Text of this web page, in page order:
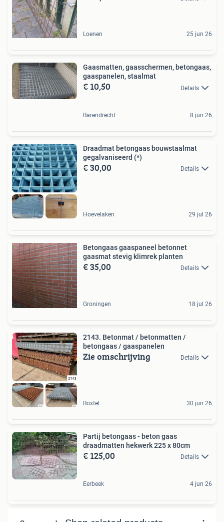
Loenen 25 jun 26
Gaasmatten, gaasschermen, betongaas,
gaaspanelen, staalmat
€ 10,50 Details
Barendrecht 8 jun 26
Draadmat betongaas bouwstaalmat
gegalvaniseerd (*)
€ 30,00 Details
Hoevelaken 29 jul 26
Betongaas gaaspaneel betonnet
gaasmat stevig klimrek planten
€ 35,00 Details
Groningen 18 jul 26
2143. Betonmat / betonmatten /
betongaas / gaaspanelen
Zie omschrijving Details
Boxtel 30 jun 26
Partij betongaas - beton gaas
draadmatten hekwerk 225 x 80cm
€ 125,00 Details
Eerbeek 4 jun 26